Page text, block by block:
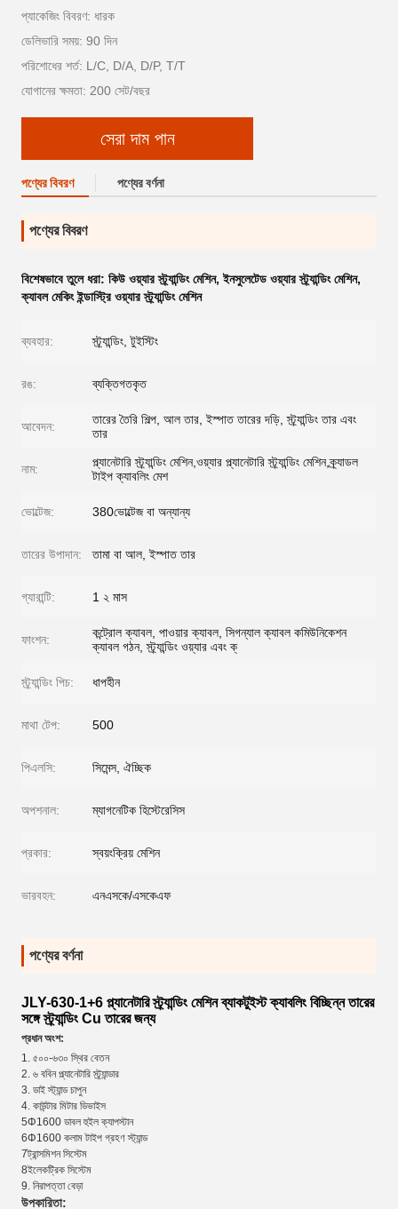
প্যাকেজিং বিবরণ: ধারক
ডেলিভারি সময়: 90 দিন
পরিশোধের শর্ত: L/C, D/A, D/P, T/T
যোগানের ক্ষমতা: 200 সেট/বছর
সেরা দাম পান
পণ্যের বিবরণ পণ্যের বর্ণনা
পণ্যের বিবরণ
বিশেষভাবে তুলে ধরা: কিউ ওয়্যার স্ট্র্যান্ডিং মেশিন,ইনসুলেটেড ওয়্যার স্ট্র্যান্ডিং মেশিন,
ক্যাবল মেকিং ইন্ডাস্ট্রি ওয়্যার স্ট্র্যান্ডিং মেশিন
ব্যবহার: স্ট্র্যান্ডিং, টুইস্টিং
রঙ: ব্যক্তিগতকৃত
আবেদন:
তারের তৈরি শিল্প, আল তার, ইস্পাত তারের দড়ি, স্ট্র্যান্ডিং তার এবং
তার
নাম:
প্ল্যানেটারি স্ট্র্যান্ডিং মেশিন,ওয়্যার প্ল্যানেটারি স্ট্র্যান্ডিং মেশিন,ক্র্যাডল
টাইপ ক্যাবলিং মেশ
ভোল্টেজ: 380ভোল্টেজ বা অন্যান্য
তারের উপাদান: তামা বা আল, ইস্পাত তার
গ্যারান্টি: 1 ২ মাস
ফাংশন:
কন্ট্রোল ক্যাবল, পাওয়ার ক্যাবল, সিগন্যাল ক্যাবল কমিউনিকেশন
ক্যাবল গঠন, স্ট্র্যান্ডিং ওয়্যার এবং ক্
স্ট্র্যান্ডিং পিচ: ধাপহীন
মাথা টেপ: 500
পিএলসি: সিমেন্স, ঐচ্ছিক
অপশনাল: ম্যাগনেটিক হিস্টেরেসিস
প্রকার: স্বয়ংক্রিয় মেশিন
ভারবহন: এনএসকে/এসকেএফ
পণ্যের বর্ণনা
JLY-630-1+6 প্ল্যানেটারি স্ট্র্যান্ডিং মেশিন ব্যাকটুইস্ট ক্যাবলিং বিচ্ছিন্ন তারের
সঙ্গে স্ট্র্যান্ডিং Cu তারের জন্য
প্রধান অংশ:
1. ৫০০-৬৩০ স্থির বেতন
2. ৬ ববিন প্ল্যানেটারি স্ট্র্যান্ডার
3. ডাই স্ট্যান্ড চাপুন
4. কাউন্টার মিটার ডিভাইস
5Φ1600 ডাবল হুইল ক্যাপস্টান
6Φ1600 কলাম টাইপ গ্রহণ স্ট্যান্ড
7ট্রান্সমিশন সিস্টেম
8ইলেকট্রিক সিস্টেম
9. নিরাপত্তা বেড়া
উপকারিতা: